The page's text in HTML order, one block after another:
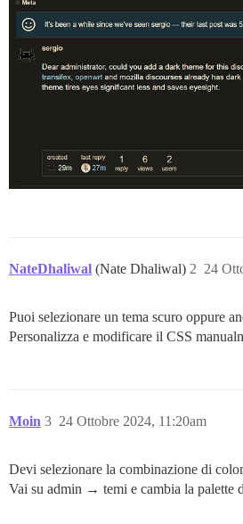
NateDhaliwal (Nate Dhaliwal) 24
2
Puoi selezionare un tema scuro oppure
Personalizza e modificare il CSS
Moin 24 Ottobre 2024, 11:20am
3
Devi selezionare la combinazione di
Vai su admin → temi e cambia la palette